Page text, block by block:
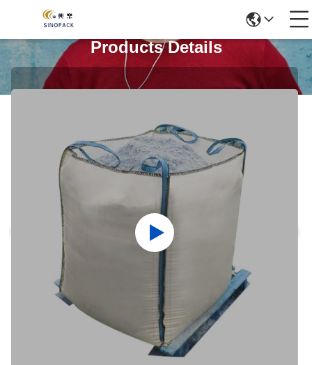
Products Details